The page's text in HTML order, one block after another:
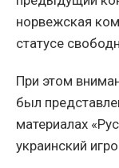
норвежская
статусе
При этом
был
материалах
украинский